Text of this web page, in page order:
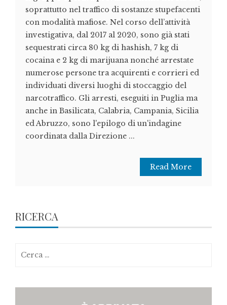
soprattutto nel traffico di sostanze stupefacenti
con modalità mafiose. Nel corso dell’attività
investigativa, dal 2017 al 2020, sono già stati
sequestrati circa 80 kg di hashish, 7 kg di
cocaina e 2 kg di marijuana nonché arrestate
numerose persone tra acquirenti e corrieri ed
individuati diversi luoghi di stoccaggio del
narcotraffico. Gli arresti, eseguiti in Puglia ma
anche in Basilicata, Calabria, Campania, Sicilia
ed Abruzzo, sono l'epilogo di un'indagine
coordinata dalla Direzione ...
Read More
RICERCA